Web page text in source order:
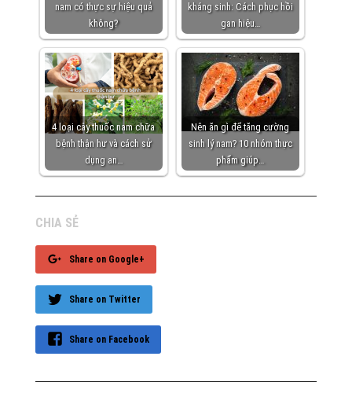
nam có thực sự hiệu quả
không?
kháng sinh: Cách phục hồi
gan hiệu…
4 loại cây thuốc nam chữa
bệnh thận hư và cách sử
dụng an…
Nên ăn gì để tăng cường
sinh lý nam? 10 nhóm thực
phẩm giúp…
CHIA SẺ
Share on Google+
Share on Twitter
Share on Facebook